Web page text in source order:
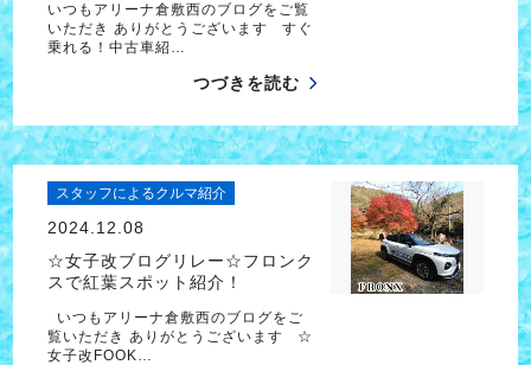
いつもアリーナ倉敷西のブログをご覧
いただき ありがとうございます すぐ
乗れる！中古車紹…
つづきを読む
スタッフによるクルマ紹介
2024.12.08
☆女子改ブログリレー☆フロンク
スで紅葉スポット紹介！
いつもアリーナ倉敷西のブログをご
覧いただき ありがとうございます ☆
女子改FOOK…